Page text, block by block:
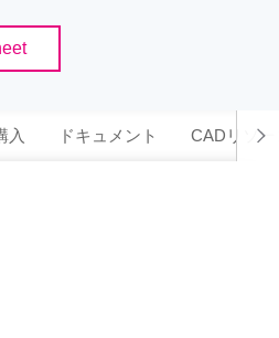
入 ドキュメント CADリソー